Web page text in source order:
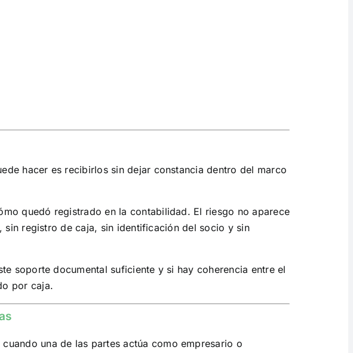
hacer es recibirlos sin dejar constancia dentro del marco
quedó registrado en la contabilidad. El riesgo no aparece
registro de caja, sin identificación del socio y sin
soporte documental suficiente y si hay coherencia entre el
por caja.
una de las partes actúa como empresario o